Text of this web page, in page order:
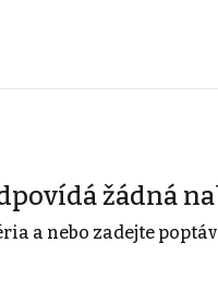
žádná
a nebo zadejte